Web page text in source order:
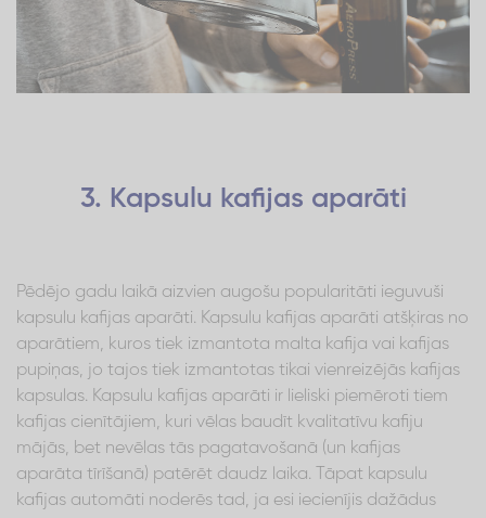
3. Kapsulu kafijas aparāti
Pēdējo gadu laikā aizvien augošu popularitāti ieguvuši
kapsulu kafijas aparāti. Kapsulu kafijas aparāti atšķiras no
aparātiem, kuros tiek izmantota malta kafija vai kafijas
pupiņas, jo tajos tiek izmantotas tikai vienreizējās kafijas
kapsulas. Kapsulu kafijas aparāti ir lieliski piemēroti tiem
kafijas cienītājiem, kuri vēlas baudīt kvalitatīvu kafiju
mājās, bet nevēlas tās pagatavošanā (un kafijas
aparāta tīrīšanā) patērēt daudz laika. Tāpat kapsulu
kafijas automāti noderēs tad, ja esi iecienījis dažādus